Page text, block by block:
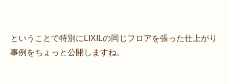
ということで特別にLIXILの同じフロアを張った仕上がり
事例をちょっと公開しますね。